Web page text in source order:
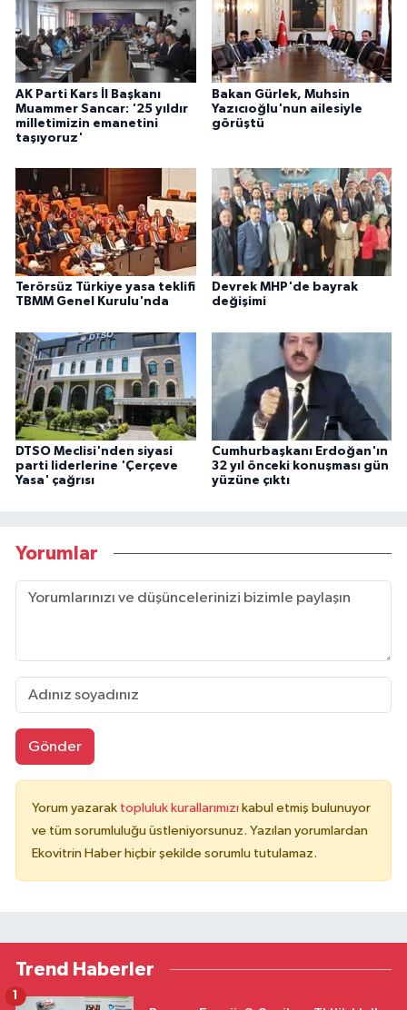
AK Parti Kars İl Başkanı
Muammer Sancar: '25 yıldır
milletimizin emanetini
taşıyoruz'
Bakan Gürlek, Muhsin
Yazıcıoğlu'nun ailesiyle
görüştü
Terörsüz Türkiye yasa teklifi
TBMM Genel Kurulu'nda
Devrek MHP'de bayrak
değişimi
DTSO Meclisi'nden siyasi
parti liderlerine 'Çerçeve
Yasa' çağrısı
Cumhurbaşkanı Erdoğan'ın
32 yıl önceki konuşması gün
yüzüne çıktı
Yorumlar
Gönder
Yorum yazarak topluluk kurallarımızı kabul etmiş bulunuyor
ve tüm sorumluluğu üstleniyorsunuz. Yazılan yorumlardan
Ekovitrin Haber hiçbir şekilde sorumlu tutulamaz.
Trend Haberler
1